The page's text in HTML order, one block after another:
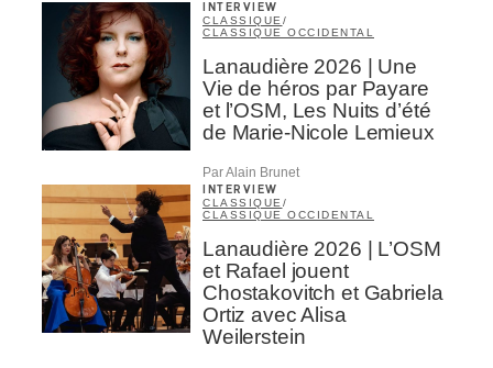
INTERVIEW
CLASSIQUE /
CLASSIQUE OCCIDENTAL
Lanaudière 2026 | Une
Vie de héros par Payare
et l’OSM, Les Nuits d’été
de Marie-Nicole Lemieux
Par Alain Brunet
INTERVIEW
CLASSIQUE/
CLASSIQUE OCCIDENTAL
Lanaudière 2026 | L’OSM
et Rafael jouent
Chostakovitch et Gabriela
Ortiz avec Alisa
Weilerstein